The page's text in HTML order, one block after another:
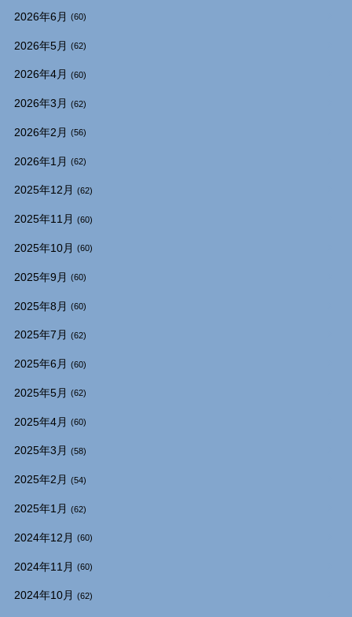
2026年6月 (60)
2026年5月 (62)
2026年4月 (60)
2026年3月 (62)
2026年2月 (56)
2026年1月 (62)
2025年12月 (62)
2025年11月 (60)
2025年10月 (60)
2025年9月 (60)
2025年8月 (60)
2025年7月 (62)
2025年6月 (60)
2025年5月 (62)
2025年4月 (60)
2025年3月 (58)
2025年2月 (54)
2025年1月 (62)
2024年12月 (60)
2024年11月 (60)
2024年10月 (62)